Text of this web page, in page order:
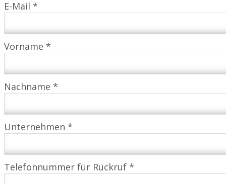
E-Mail *
Vorname *
Nachname *
Unternehmen *
Telefonnummer für Rückruf *